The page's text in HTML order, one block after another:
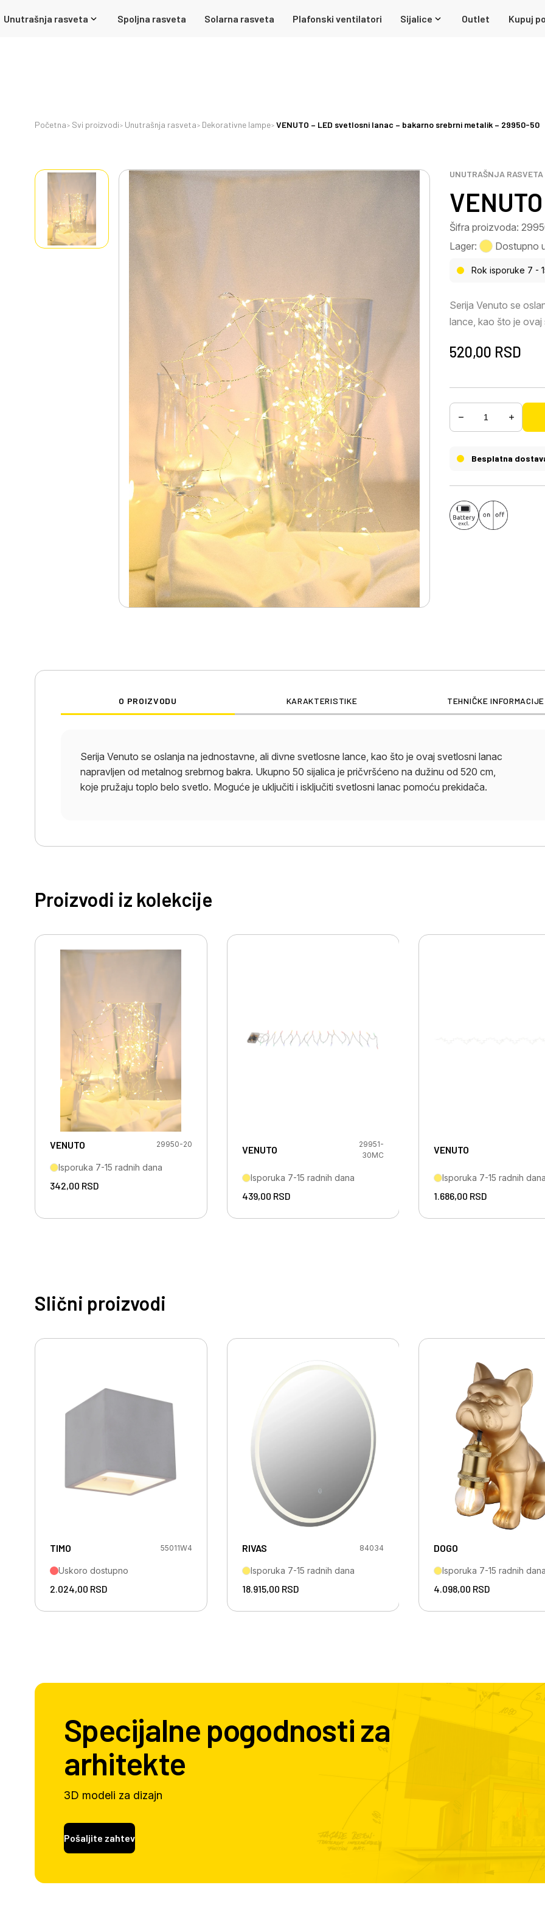
Unutrašnja rasveta Spoljna rasveta Solarna rasveta Plafonski ventilatori Sijalice Outlet Kupuj
Početna Svi proizvodi Unutrašnja rasveta Dekorativne lampe VENUTO – LED svetlosni lanac – bakarno srebrni metalik – 29950-50
UNUTRAŠNJA RASVETA
Šifra proizvoda:
Lager:
Dostupno
Rok isporuke 7 -
Serija Venuto se
lance, kao što je
520 cm, koje pružaju
520,00 RSD
Besplatna
O PROIZVODU KARAKTERISTIKE TEHNIČKE INFORMACIJE
Serija Venuto se oslanja na jednostavne, ali divne svetlosne lance, kao što je ovaj svetlosni lanac
napravljen od metalnog srebrnog bakra. Ukupno 50 sijalica je pričvršćeno na dužinu od 520 cm,
koje pružaju toplo belo svetlo. Moguće je uključiti i isključiti svetlosni lanac pomoću prekidača.
Proizvodi iz kolekcije
VENUTO 29950-20
Isporuka 7-15 radnih dana
342,00 RSD
VENUTO
29951-
30MC
Isporuka 7-15 radnih dana
439,00 RSD
VENUTO
Isporuka 7-15 radnih dana
1.686,00 RSD
Slični proizvodi
TIMO 55011W4
Uskoro dostupno
2.024,00 RSD
RIVAS 84034
Isporuka 7-15 radnih dana
18.915,00 RSD
DOGO
Isporuka 7-15 radnih dana
4.098,00 RSD
Specijalne pogodnosti za
arhitekte
3D modeli za dizajn
Pošaljite zahtev